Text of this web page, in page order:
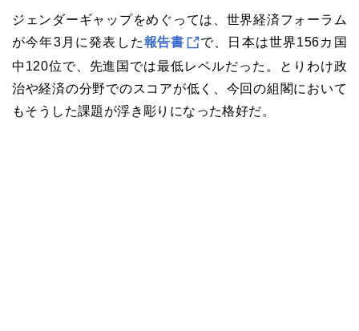
ジェンダーギャップをめぐっては、世界経済フォーラム
が今年3月に発表した報告書
で、日本は世界156カ国
中120位で、先進国では最低レベルだった。とりわけ政
治や経済の分野でのスコアが低く、今回の組閣において
もそうした課題が浮き彫りになった格好だ。